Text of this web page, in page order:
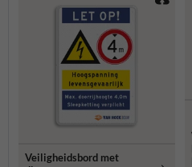
Veiligheidsbord met